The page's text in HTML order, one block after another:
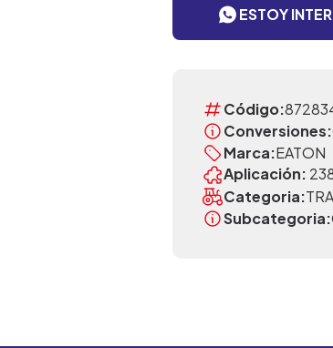
ESTOY
Código:
Conversiones:
Marca:EATON
Aplicación:
Categoria:
Subcategoria: